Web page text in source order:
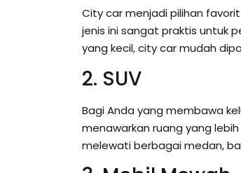
City car menjadi pilihan
jenis ini sangat praktis untuk
yang kecil, city car mudah
2. SUV
Bagi Anda yang membawa
menawarkan ruang yang
melewati berbagai medan,